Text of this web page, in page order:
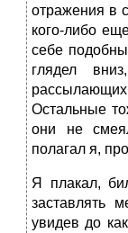
отражения в
кого-либо
себе
глядел
Остальные
они не
полагал я,
Я плакал,
заставлять
увидев до